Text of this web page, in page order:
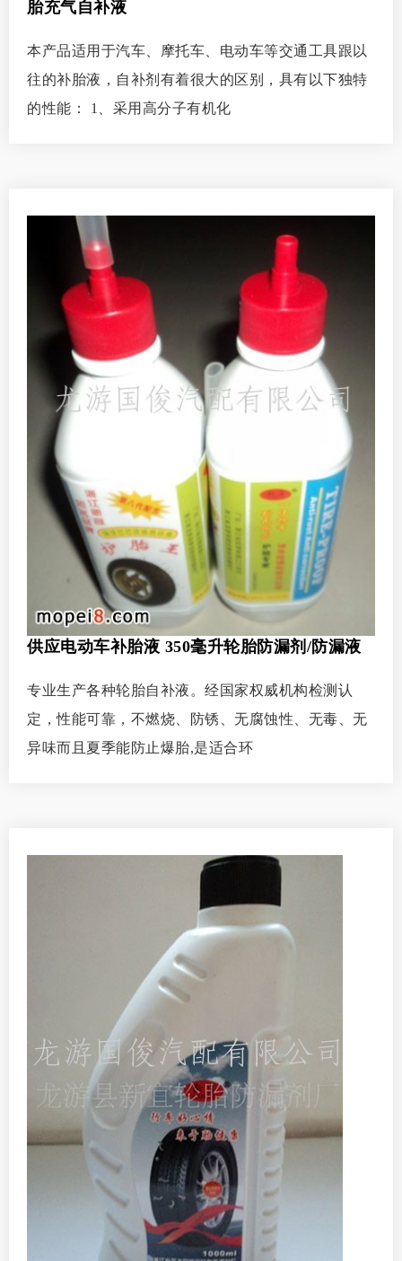
胎充气自补液
本产品适用于汽车、摩托车、电动车等交通工具跟以
往的补胎液，自补剂有着很大的区别，具有以下独特
的性能： 1、采用高分子有机化
供应电动车补胎液 350毫升轮胎防漏剂/防漏液
专业生产各种轮胎自补液。经国家权威机构检测认
定，性能可靠，不燃烧、防锈、无腐蚀性、无毒、无
异味而且夏季能防止爆胎,是适合环